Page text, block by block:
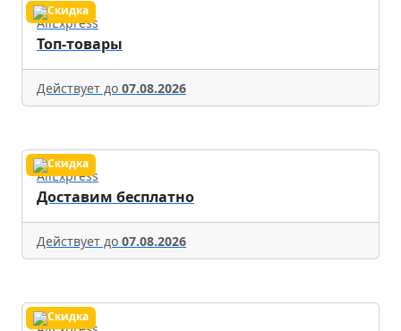
AliExpress
Топ-товары
Действует до 07.08.2026
AliExpress
Доставим бесплатно
Действует до 07.08.2026